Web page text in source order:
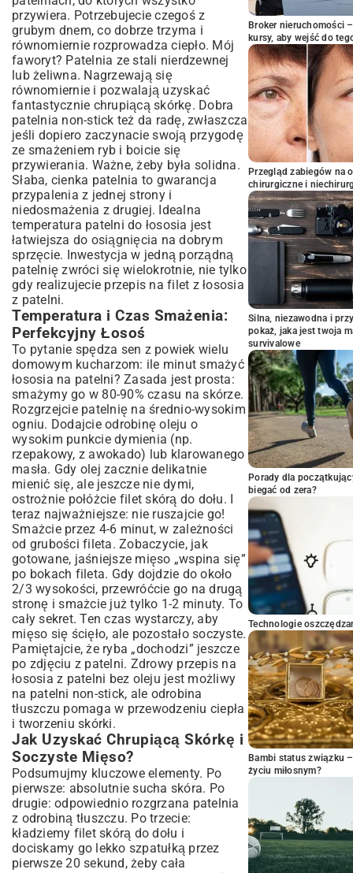
przywiera. Potrzebujecie czegoś z
grubym dnem, co dobrze trzyma i
równomiernie rozprowadza ciepło. Mój
faworyt? Patelnia ze stali nierdzewnej
lub żeliwna. Nagrzewają się
równomiernie i pozwalają uzyskać
fantastycznie chrupiącą skórkę. Dobra
patelnia non-stick też da radę, zwłaszcza
jeśli dopiero zaczynacie swoją przygodę
ze smażeniem ryb i boicie się
przywierania. Ważne, żeby była solidna.
Słaba, cienka patelnia to gwarancja
przypalenia z jednej strony i
niedosmażenia z drugiej. Idealna
temperatura patelni do łososia jest
łatwiejsza do osiągnięcia na dobrym
sprzęcie. Inwestycja w jedną porządną
patelnię zwróci się wielokrotnie, nie tylko
gdy realizujecie przepis na filet z łososia
z patelni.
Temperatura i Czas Smażenia:
Perfekcyjny Łosoś
To pytanie spędza sen z powiek wielu
domowym kucharzom: ile minut smażyć
łososia na patelni? Zasada jest prosta:
smażymy go w 80-90% czasu na skórze.
Rozgrzejcie patelnię na średnio-wysokim
ogniu. Dodajcie odrobinę oleju o
wysokim punkcie dymienia (np.
rzepakowy, z awokado) lub klarowanego
masła. Gdy olej zacznie delikatnie
mienić się, ale jeszcze nie dymi,
ostrożnie połóżcie filet skórą do dołu. I
teraz najważniejsze: nie ruszajcie go!
Smażcie przez 4-6 minut, w zależności
od grubości fileta. Zobaczycie, jak
gotowane, jaśniejsze mięso „wspina się”
po bokach fileta. Gdy dojdzie do około
2/3 wysokości, przewróćcie go na drugą
stronę i smażcie już tylko 1-2 minuty. To
cały sekret. Ten czas wystarczy, aby
mięso się ścięło, ale pozostało soczyste.
Pamiętajcie, że ryba „dochodzi” jeszcze
po zdjęciu z patelni. Zdrowy przepis na
łososia z patelni bez oleju jest możliwy
na patelni non-stick, ale odrobina
tłuszczu pomaga w przewodzeniu ciepła
i tworzeniu skórki.
Jak Uzyskać Chrupiącą Skórkę i
Soczyste Mięso?
Podsumujmy kluczowe elementy. Po
pierwsze: absolutnie sucha skóra. Po
drugie: odpowiednio rozgrzana patelnia
z odrobiną tłuszczu. Po trzecie:
kładziemy filet skórą do dołu i
dociskamy go lekko szpatułką przez
pierwsze 20 sekund, żeby cała
Broker nieruchomości
kursy, aby wejść do
Przegląd zabiegów na
chirurgiczne i
Silna, niezawodna i
pokaż, jaka jest twoja
survivalowe
Porady dla
biegać od zera?
Technologie
Bambi status związku
życiu miłosnym?